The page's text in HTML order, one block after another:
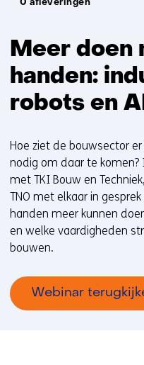
0 afleveringen
Meer doen
handen:
robots en
Hoe ziet de bouwsector
nodig om daar te
met TKI Bouw en
TNO met elkaar in
handen meer kunnen
en welke vaardigheden
bouwen.
Webinar